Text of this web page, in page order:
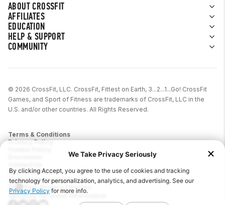
ABOUT CROSSFIT
AFFILIATES
EDUCATION
HELP & SUPPORT
COMMUNITY
© 2026 CrossFit, LLC. CrossFit, Fittest on Earth, 3...2...1...Go! CrossFit
Games, and Sport of Fitness are trademarks of CrossFit, LLC in the
U.S. and/or other countries. All Rights Reserved.
Terms & Conditions
Privacy Policy
Report IP Theft
California Privacy Notice
Your Privacy Choices
Sensitive Personal Information